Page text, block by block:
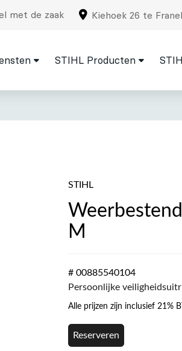
met de zaak Kiehoek 26 te
STIHL Producten
STIHL
M
# 00885540104
Persoonlijke
Alle prijzen zijn inclusief 21%
Reserveren